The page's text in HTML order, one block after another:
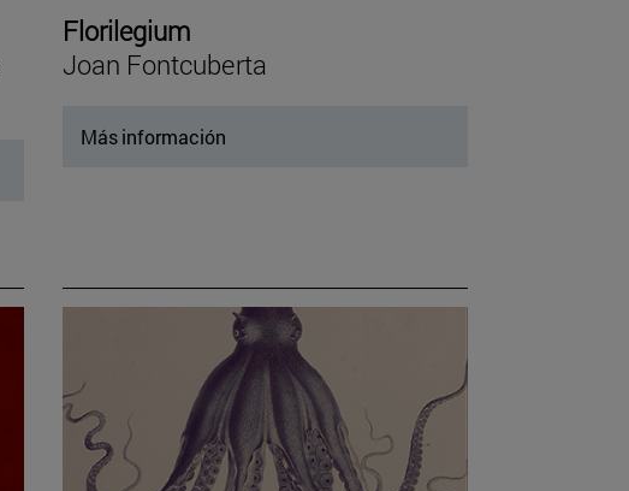
Florilegium
Joan Fontcuberta
Más información